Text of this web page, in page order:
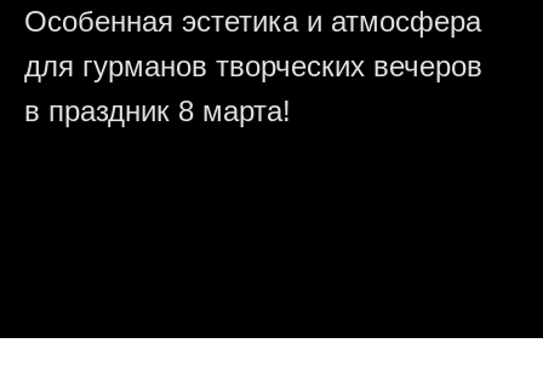
Особенная эстетика и атмосфера
для гурманов творческих вечеров
в праздник 8 марта!